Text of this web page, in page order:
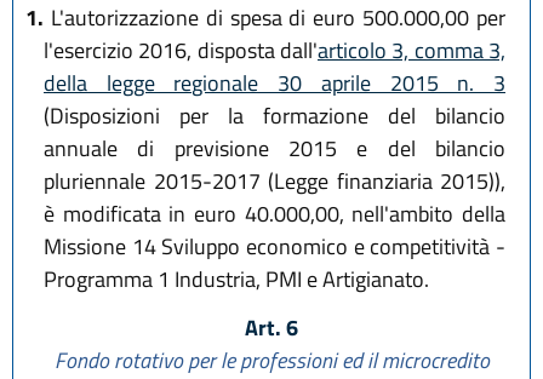
1. L'autorizzazione di spesa di euro 500.000,00 per
l'esercizio 2016, disposta dall'articolo 3, comma 3,
della legge regionale 30 aprile 2015 n. 3
(Disposizioni per la formazione del bilancio
annuale di previsione 2015 e del bilancio
pluriennale 2015-2017 (Legge finanziaria 2015)),
è modificata in euro 40.000,00, nell'ambito della
Missione 14 Sviluppo economico e competitività -
Programma 1 Industria, PMI e Artigianato.
Art. 6
Fondo rotativo per le professioni ed il microcredito